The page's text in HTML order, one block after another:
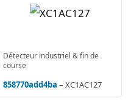
Détecteur industriel & fin de
course
858770add4ba – XC1AC127